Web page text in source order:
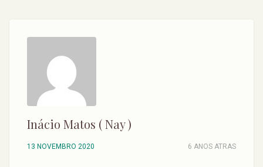
Inácio Matos ( Nay )
13 NOVEMBRO 2020 6 ANOS ATRAS